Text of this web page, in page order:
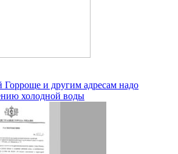
Горроще и другим адресам надо
холодной воды